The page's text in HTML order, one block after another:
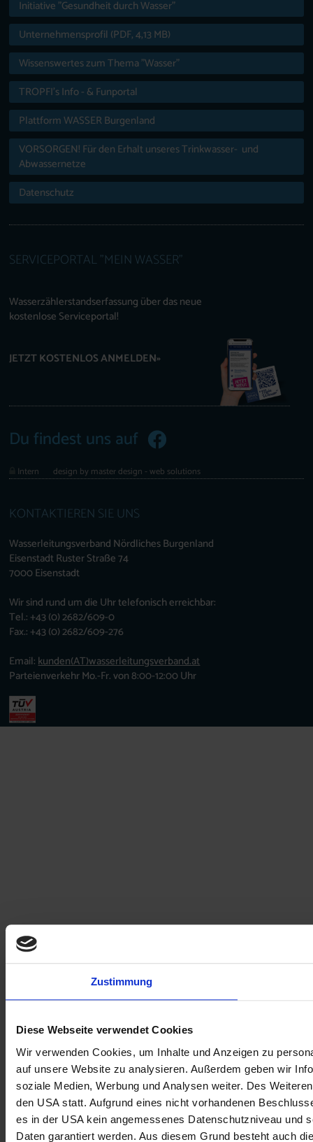
Zustimmung
Diese Webseite verwendet Cookies
Wir verwenden Cookies, um Inhalte und Anzeigen zu
auf unsere Website zu analysieren. Außerdem geben wir
soziale Medien, Werbung und Analysen weiter. Des
den USA statt. Aufgrund eines nicht vorhandenen
es in der USA kein angemessenes Datenschutzniveau und
Daten garantiert werden. Aus diesem Grund besteht auch
Initiative "Gesundheit durch Wasser"
Unternehmensprofil (PDF, 4,13 MB)
Wissenswertes zum Thema "Wasser"
TROPFI’s Info - & Funportal
Plattform WASSER Burgenland
VORSORGEN! Für den Erhalt unseres Trinkwasser- und
Abwassernetze
Datenschutz
SERVICEPORTAL "MEIN WASSER"
Wasserzählerstandserfassung über das neue
kostenlose Serviceportal!
JETZT KOSTENLOS ANMELDEN»
Du findest uns auf
design by master design - web solutions
Intern
KONTAKTIEREN SIE UNS
Wasserleitungsverband Nördliches Burgenland
Eisenstadt Ruster Straße 74
7000 Eisenstadt
Wir sind rund um die Uhr telefonisch erreichbar:
Tel.: +43 (0) 2682/609-0
Fax.: +43 (0) 2682/609-276
Email:kunden(AT)wasserleitungsverband.at
Parteienverkehr Mo.-Fr. von 8:00-12:00 Uhr